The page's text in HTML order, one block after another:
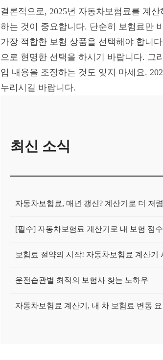
결론적으로, 2025년 자동차보험료를 계
하는 것이 중요합니다. 단순히 보험료만
가장 적합한 보험 상품을 선택해야 합니
으로 현명한 선택을 하시기 바랍니다. 그
입 내용을 조정하는 것도 잊지 마세요.
누리시길 바랍니다.
최신 소식
자동차보험료, 매년 갱신? 계산기로 더 저
[필수] 자동차보험료 계산기로 내 보험 점
보험료 절약의 시작! 자동차보험료 계산기
운전습관별 최적의 보험사 찾는 노하우
자동차보험료 계산기, 내 차 보험료 변동